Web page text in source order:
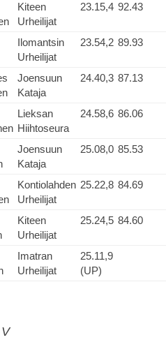
Kiteen
Urheilijat
23.15,4 92.43
Ilomantsin
Urheilijat
23.54,2 89.93
Joensuun
Kataja
24.40,3 87.13
Lieksan
Hiihtoseura
24.58,6 86.06
Joensuun
Kataja
25.08,0 85.53
Kontiolahden
Urheilijat
25.22,8 84.69
Kiteen
Urheilijat
25.24,5 84.60
Imatran
Urheilijat
25.11,9
(UP)